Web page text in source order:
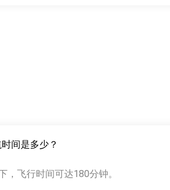
间是多少？
，飞行时间可达180分钟。